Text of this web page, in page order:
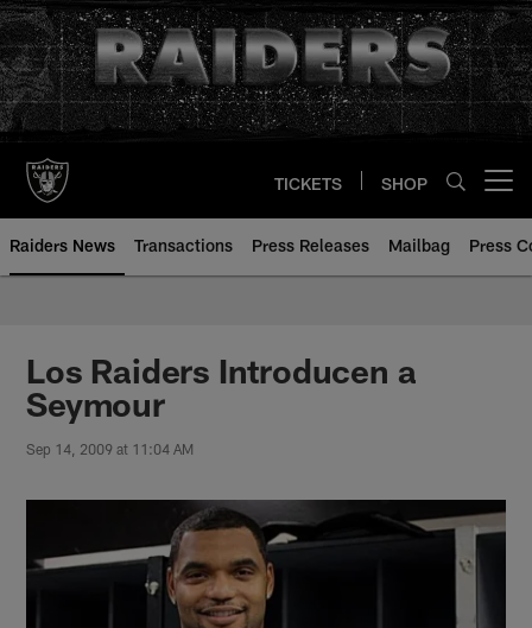
Skip
to
main
content
TICKETS SHOP
Raiders News Transactions Press Releases Mailbag Press
Los Raiders Introducen a
Seymour
Sep 14, 2009 at 11:04 AM